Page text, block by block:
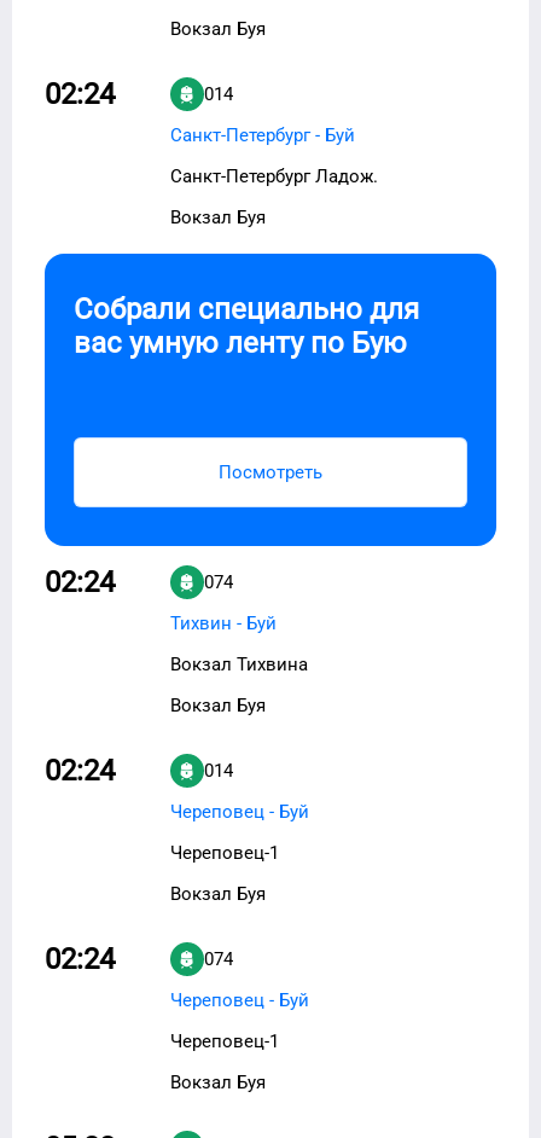
Вокзал Буя
02:24
014
Санкт-Петербург - Буй
Санкт-Петербург Ладож.
Вокзал Буя
Собрали специально для
вас умную ленту по Бую
Посмотреть
02:24
074
Тихвин - Буй
Вокзал Тихвина
Вокзал Буя
02:24
014
Череповец - Буй
Череповец-1
Вокзал Буя
02:24
074
Череповец - Буй
Череповец-1
Вокзал Буя